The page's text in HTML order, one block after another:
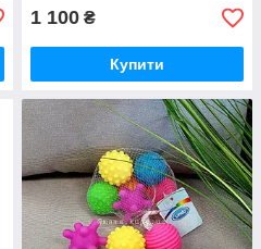
1 100 ₴
Купити